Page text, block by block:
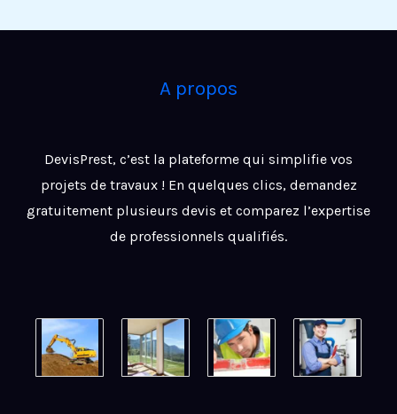
A propos
DevisPrest, c’est la plateforme qui simplifie vos
projets de travaux ! En quelques clics, demandez
gratuitement plusieurs devis et comparez l’expertise
de professionnels qualifiés.